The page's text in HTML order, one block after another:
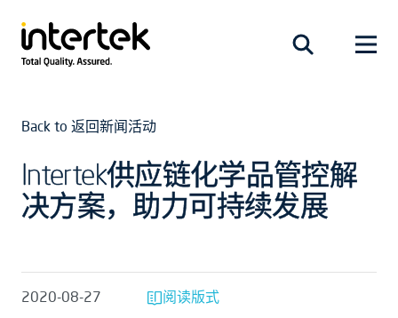
Back to 返回新闻活动
Intertek供应链化学品管控解
决方案，助力可持续发展
2020-08-27 阅读版式